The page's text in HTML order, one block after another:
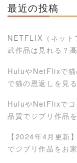
最近の投稿
NETFLIX（ネット
武作品は見れる？
HuluやNetFlixで猫
で猫の恩返しを見
HuluやNetFlixでコ
品質でジブリ作品
【2024年4月更新
でジブリ作品をお